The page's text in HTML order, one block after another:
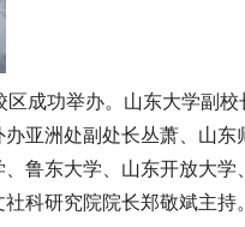
区成功举办。山东大学副
亚洲处副处长丛萧、山东
鲁东大学、山东开放大学
科研究院院长郑敬斌主持。